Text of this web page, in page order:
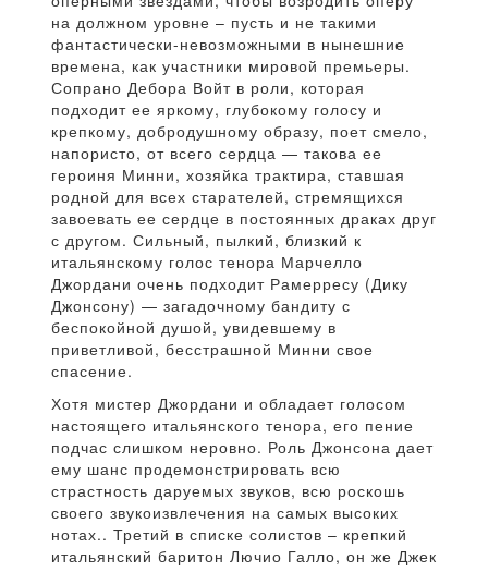
на должном уровне – пусть и не такими
фантастически-невозможными в нынешние
времена, как участники мировой премьеры.
Сопрано Дебора Войт в роли, которая
подходит ее яркому, глубокому голосу и
крепкому, добродушному образу, поет смело,
напористо, от всего сердца — такова ее
героиня Минни, хозяйка трактира, ставшая
родной для всех старателей, стремящихся
завоевать ее сердце в постоянных драках друг
с другом. Сильный, пылкий, близкий к
итальянскому голос тенора Марчелло
Джордани очень подходит Рамерресу (Дику
Джонсону) — загадочному бандиту с
беспокойной душой, увидевшему в
приветливой, бесстрашной Минни свое
спасение.
Хотя мистер Джордани и обладает голосом
настоящего итальянского тенора, его пение
подчас слишком неровно. Роль Джонсона дает
ему шанс продемонстрировать всю
страстность даруемых звуков, всю роскошь
своего звукоизвлечения на самых высоких
нотах.. Третий в списке солистов – крепкий
итальянский баритон Лючио Галло, он же Джек